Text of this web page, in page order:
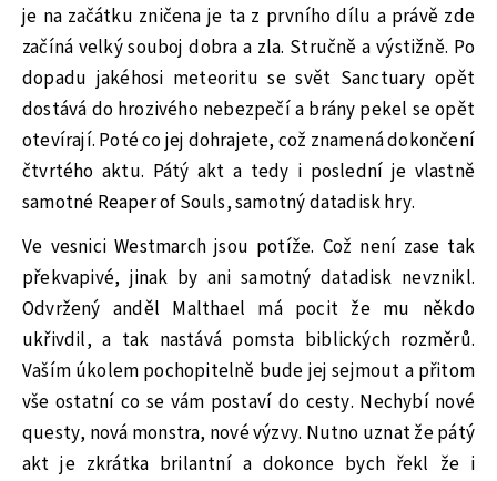
je na začátku zničena je ta z prvního dílu a právě zde
začíná velký souboj dobra a zla. Stručně a výstižně. Po
dopadu jakéhosi meteoritu se svět Sanctuary opět
dostává do hrozivého nebezpečí a brány pekel se opět
otevírají. Poté co jej dohrajete, což znamená dokončení
čtvrtého aktu. Pátý akt a tedy i poslední je vlastně
samotné Reaper of Souls, samotný datadisk hry.
Ve vesnici Westmarch jsou potíže. Což není zase tak
překvapivé, jinak by ani samotný datadisk nevznikl.
Odvržený anděl Malthael má pocit že mu někdo
ukřivdil, a tak nastává pomsta biblických rozměrů.
Vaším úkolem pochopitelně bude jej sejmout a přitom
vše ostatní co se vám postaví do cesty. Nechybí nové
questy, nová monstra, nové výzvy. Nutno uznat že pátý
akt je zkrátka brilantní a dokonce bych řekl že i